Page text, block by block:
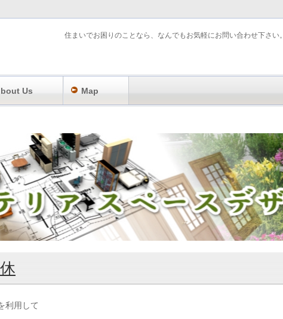
利用して
住まいでお困りのことなら、なんでもお気軽にお問い合わせ下さい。
bout Us Map